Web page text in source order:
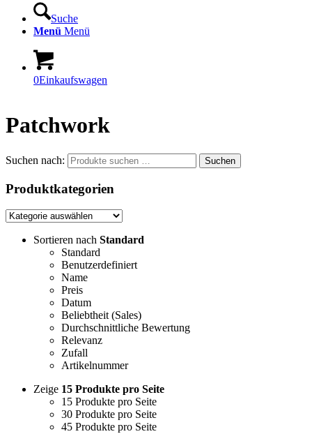
Suche
Menü Menü
0Einkaufswagen
Patchwork
Sortieren nach Standard
Standard
Benutzerdefiniert
Name
Preis
Datum
Beliebtheit (Sales)
Durchschnittliche Bewertung
Relevanz
Zufall
Artikelnummer
Zeige 15 Produkte pro Seite
15 Produkte pro Seite
30 Produkte pro Seite
45 Produkte pro Seite
Suchen nach: Suchen
Produktkategorien